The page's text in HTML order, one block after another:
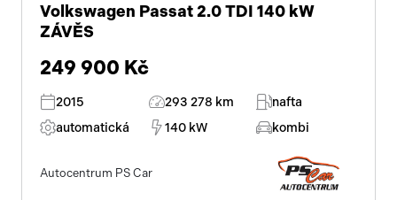
Volkswagen Passat 2.0 TDI 140 kW
ZÁVĚS
249 900 Kč
2015 293 278 km
nafta
automatická
140 kW kombi
Autocentrum PS Car